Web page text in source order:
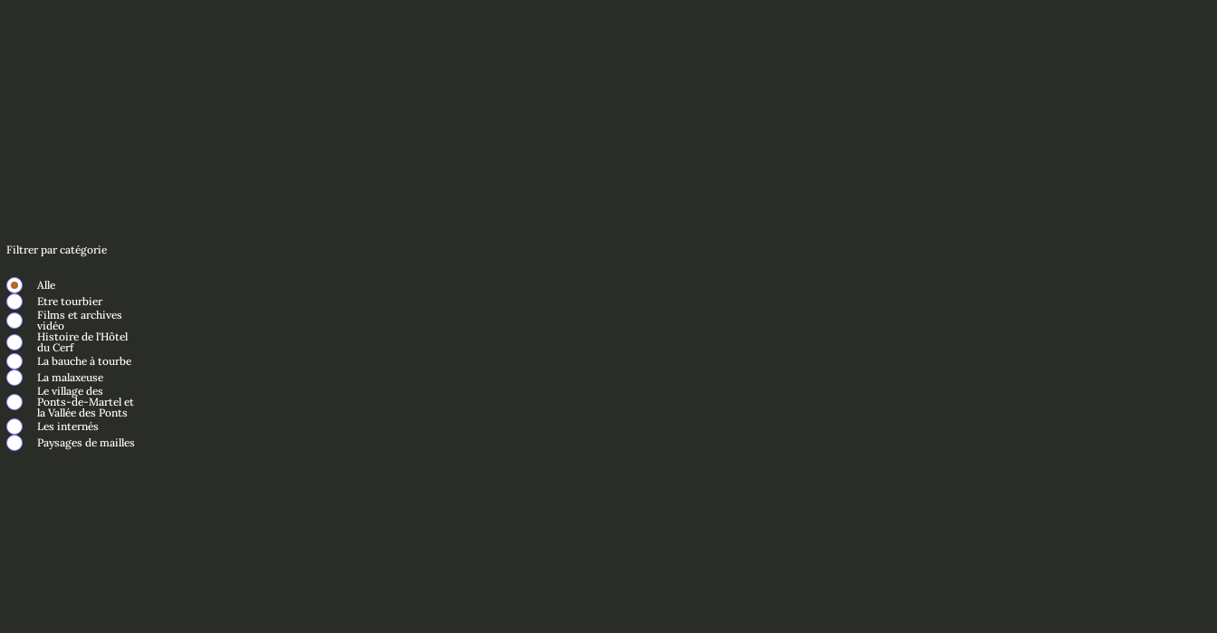
Filtrer par catégorie
Alle
Etre tourbier
Films et archives
vidéo
Histoire de l'Hôtel
du Cerf
La bauche à tourbe
La malaxeuse
Le village des
Ponts-de-Martel et
la Vallée des Ponts
Les internés
Paysages de mailles